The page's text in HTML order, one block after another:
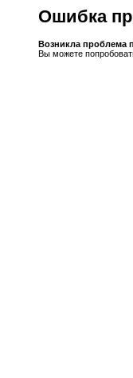
Ошибка
Возникла проблема
Вы можете